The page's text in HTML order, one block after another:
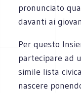
pronunciato
davanti ai
Per questo
partecipare ad
simile lista
nascere